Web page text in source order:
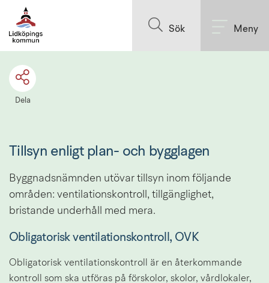
Sök Meny
Dela
Tillsyn enligt plan- och bygglagen
Byggnadsnämnden utövar tillsyn inom följande
områden: ventilationskontroll, tillgänglighet,
bristande underhåll med mera.
Obligatorisk ventilationskontroll, OVK
Obligatorisk ventilationskontroll är en återkommande
kontroll som ska utföras på förskolor, skolor, vårdlokaler,